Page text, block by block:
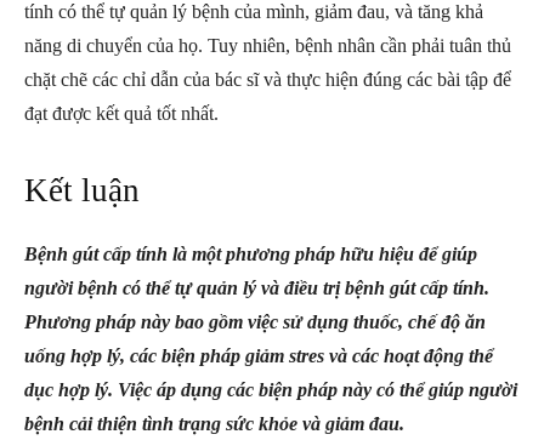
tính có thể tự quản lý bệnh của mình, giảm đau, và tăng khả
năng di chuyển của họ. Tuy nhiên, bệnh nhân cần phải tuân thủ
chặt chẽ các chỉ dẫn của bác sĩ và thực hiện đúng các bài tập để
đạt được kết quả tốt nhất.
Kết luận
Bệnh gút cấp tính là một phương pháp hữu hiệu để giúp
người bệnh có thể tự quản lý và điều trị bệnh gút cấp tính.
Phương pháp này bao gồm việc sử dụng thuốc, chế độ ăn
uống hợp lý, các biện pháp giảm stres và các hoạt động thể
dục hợp lý. Việc áp dụng các biện pháp này có thể giúp người
bệnh cải thiện tình trạng sức khỏe và giảm đau.